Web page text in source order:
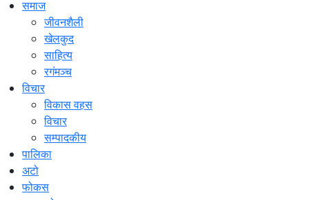
समाज
जीवनशैली
खेलकुद
साहित्य
रगंमञ्च
विचार
विकास वहस
विचार
सम्पादकीय
पालिका
अटो
फोकस